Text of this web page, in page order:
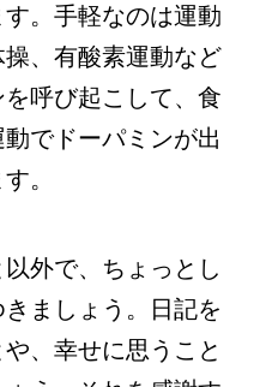
。手軽なのは運動
、有酸素運動など
呼び起こして、食
でドーパミンが出
。
外で、ちょっとし
ましょう。日記を
、幸せに思うこと